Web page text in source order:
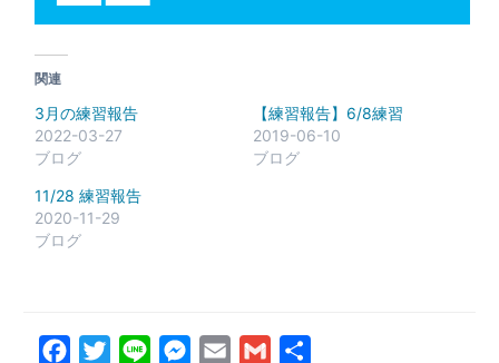
関連
3月の練習報告
2022-03-27
ブログ
【練習報告】6/8練習
2019-06-10
ブログ
11/28 練習報告
2020-11-29
ブログ
FacebookTwitterLine Messenger
Email Gmail